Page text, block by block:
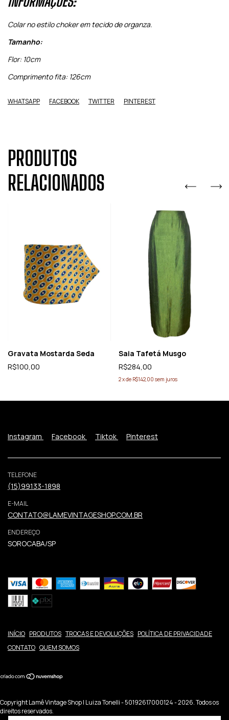
Colar no estilo choker em tecido de organza.
Tamanho:
Flor: 10cm
Comprimento fita: 126cm
WHATSAPP FACEBOOK TWITTER PINTEREST
PRODUTOS
RELACIONADOS
Gravata Mostarda Seda
R$100,00
Saia Tafetá Musgo
R$284,00
2xde R$142,00 sem juros
Instagram Facebook Tiktok Pinterest
TELEFONE
(15)99133-1898
E-MAIL
CONTATO@LAMEVINTAGESHOP.COM.BR
ENDEREÇO
SOROCABA/SP
INÍCIO PRODUTOS TROCAS E DEVOLUÇÕES POLÍTICA DE PRIVACIDADE
CONTATO QUEM SOMOS
Copyright Lamê Vintage Shop | Luiza Tonelli - 50192617000124 - 2026. Todos os
direitos reservados.